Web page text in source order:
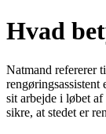
Hvad
Natmand refererer
rengøringsassistent
sit arbejde i løbet
sikre, at stedet er